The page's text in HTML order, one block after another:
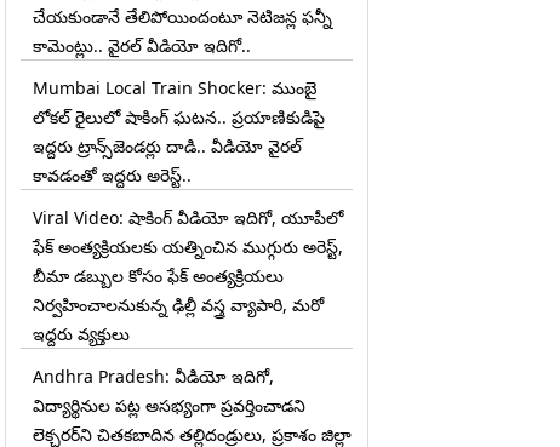
చేయకుండానే తేలిపోయిందంటూ నెటిజన్ల ఫన్నీ
కామెంట్లు.. వైరల్ వీడియో ఇదిగో..
Mumbai Local Train Shocker: ముంబై
లోకల్ రైలులో షాకింగ్ ఘటన.. ప్రయాణికుడిపై
ఇద్దరు ట్రాన్స్‌జెండర్లు దాడి.. వీడియో వైరల్
కావడంతో ఇద్దరు అరెస్ట్..
Viral Video: షాకింగ్ వీడియో ఇదిగో, యూపీలో
ఫేక్ అంత్యక్రియలకు యత్నించిన ముగ్గురు అరెస్ట్,
బీమా డబ్బుల కోసం ఫేక్ అంత్యక్రియలు
నిర్వహించాలనుకున్న ఢిల్లీ వస్త్ర వ్యాపారి, మరో
ఇద్దరు వ్యక్తులు
Andhra Pradesh: వీడియో ఇదిగో,
విద్యార్థినుల పట్ల అసభ్యంగా ప్రవర్తించాడని
లెక్చ‌ర‌ర్‌ని చిత‌క‌బాదిన త‌ల్లిదండ్రులు, ప్రకాశం జిల్లా